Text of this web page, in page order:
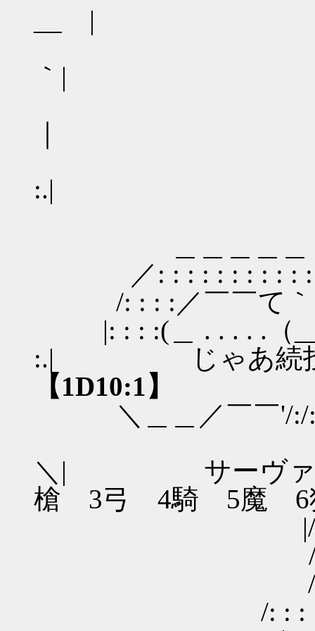
__ |
｀|
:.|
／: : : : : : : : : : :
/: : : :／￣￣て｀゛
|: : : :(＿ . . . . .（__
:.| じゃあ続投
【1D10:1】
＼＿＿／￣￣'/:/: :
＼| サーヴァン
槍 3弓 4騎 5魔 6
|/: : : : :｜
/ : : : | : :|
/: : : : :.| :
/: : : : : : :